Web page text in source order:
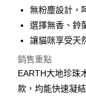
ATM付款
宅配
每筆NT$100，滿
無粉塵設計，
選擇無香、鈴
讓貓咪享受天
銷售重點
EARTH大地珍珠
款，均能快速凝